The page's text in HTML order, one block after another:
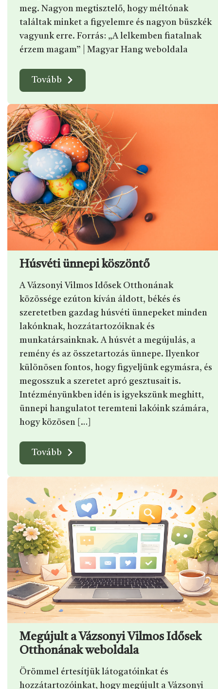
meg. Nagyon megtisztelő, hogy méltónak
találtak minket a figyelemre és nagyon büszkék
vagyunk erre. Forrás: „A lelkemben fiatalnak
érzem magam” | Magyar Hang weboldala
Tovább
Húsvéti ünnepi köszöntő
A Vázsonyi Vilmos Idősek Otthonának
közössége ezúton kíván áldott, békés és
szeretetben gazdag húsvéti ünnepeket minden
lakónknak, hozzátartozóiknak és
munkatársainknak. A húsvét a megújulás, a
remény és az összetartozás ünnepe. Ilyenkor
különösen fontos, hogy figyeljünk egymásra, és
megosszuk a szeretet apró gesztusait is.
Intézményünkben idén is igyekszünk meghitt,
ünnepi hangulatot teremteni lakóink számára,
hogy közösen […]
Tovább
Megújult a Vázsonyi Vilmos Idősek
Otthonának weboldala
Örömmel értesítjük látogatóinkat és
hozzátartozóinkat, hogy megújult a Vázsonyi